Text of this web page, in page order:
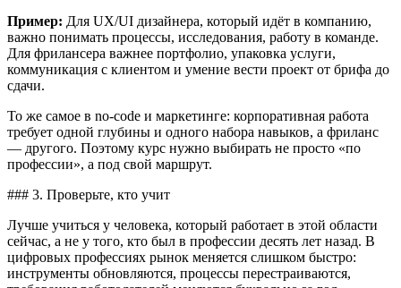
Пример: Для UX/UI дизайнера, который идёт в компанию,
важно понимать процессы, исследования, работу в команде.
Для фрилансера важнее портфолио, упаковка услуги,
коммуникация с клиентом и умение вести проект от брифа до
сдачи.
То же самое в no-code и маркетинге: корпоративная работа
требует одной глубины и одного набора навыков, а фриланс
— другого. Поэтому курс нужно выбирать не просто «по
профессии», а под свой маршрут.
### 3. Проверьте, кто учит
Лучше учиться у человека, который работает в этой области
сейчас, а не у того, кто был в профессии десять лет назад. В
цифровых профессиях рынок меняется слишком быстро:
инструменты обновляются, процессы перестраиваются,